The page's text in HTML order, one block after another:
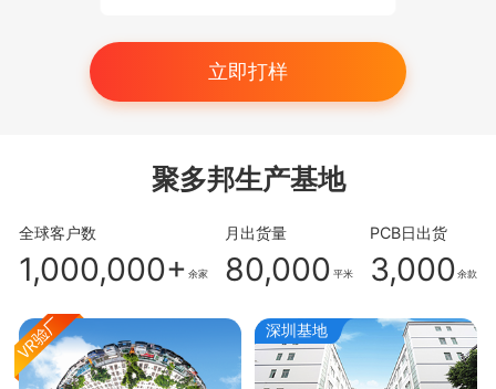
立即打样
聚多邦生产基地
全球客户数
1,000,000+ 余家
月出货量
80,000 平米
PCB日出货
3,000 余款
深圳基地